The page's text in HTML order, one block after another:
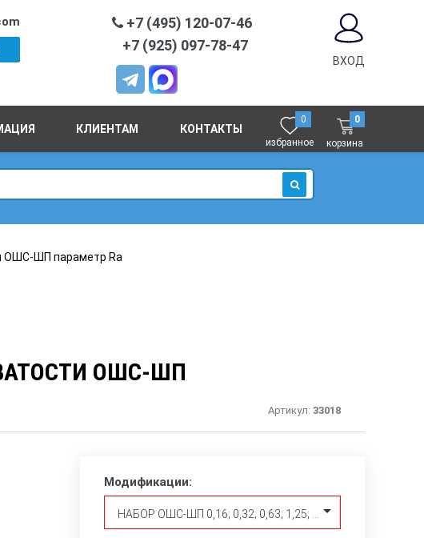
+7 (495) 120-07-46
+7 (925) 097-78-47
ВХОД
КЛИЕНТАМ КОНТАКТЫ
0
избранное
0
корзина
ИСКАТЬ
ОШС-ШП параметр Ra
ОШС-ШП
Артикул:33018
Модификации: